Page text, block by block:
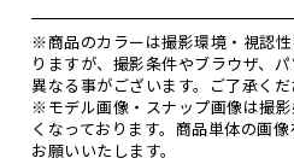
※商品のカラーは撮影環境・視認
りますが、撮影条件やブラウザ、
異なる事がございます。ご了承くだ
※モデル画像・スナップ画像は撮
くなっております。商品単体の画
お願いいたします。